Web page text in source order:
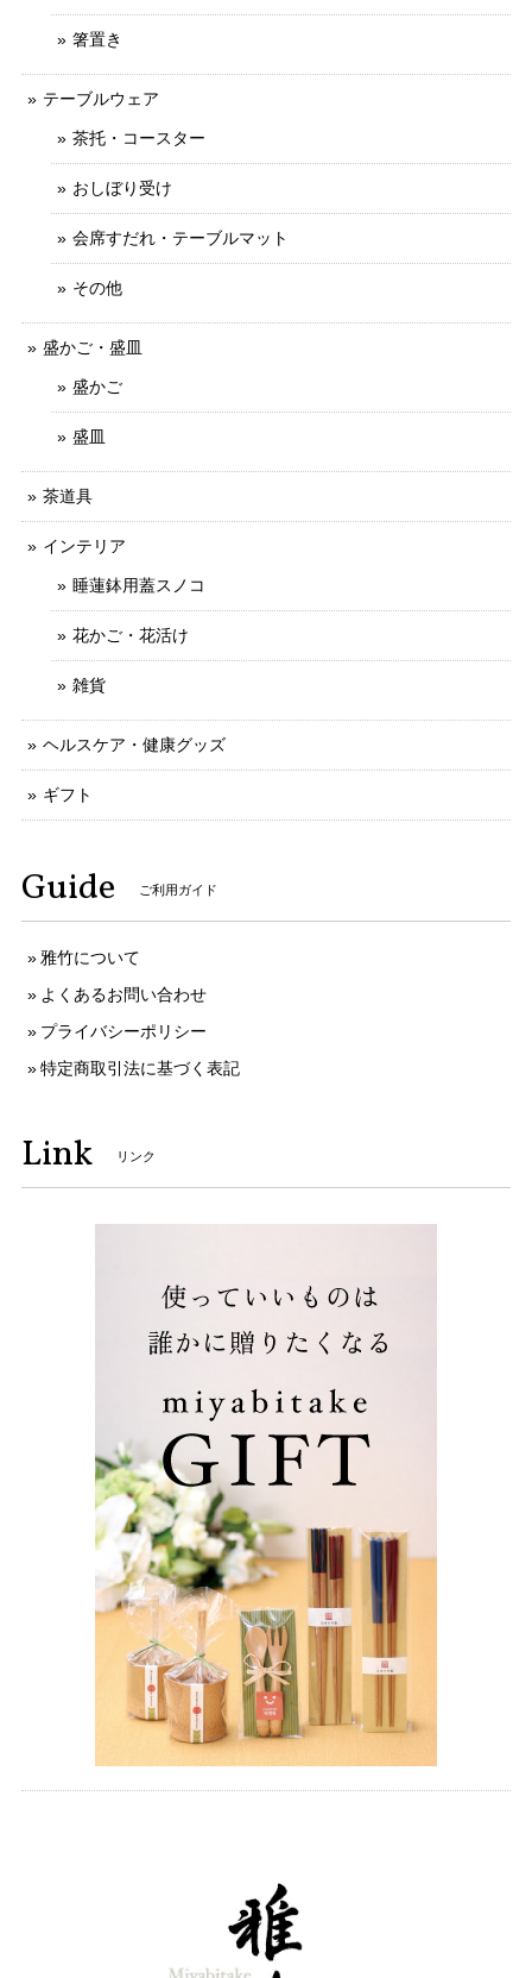
箸置き
テーブルウェア
茶托・コースター
おしぼり受け
会席すだれ・テーブルマット
その他
盛かご・盛皿
盛かご
盛皿
茶道具
インテリア
睡蓮鉢用蓋スノコ
花かご・花活け
雑貨
ヘルスケア・健康グッズ
ギフト
Guide ご利用ガイド
雅竹について
よくあるお問い合わせ
プライバシーポリシー
特定商取引法に基づく表記
Link リンク